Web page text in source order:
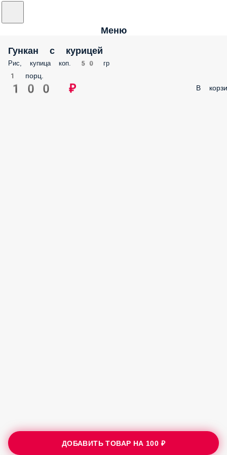
Меню
Гункан с курицей
Рис, купица коп. 50 гр
1 порц.
100 ₽ В
ДОБАВИТЬ ТОВАР НА 100 ₽